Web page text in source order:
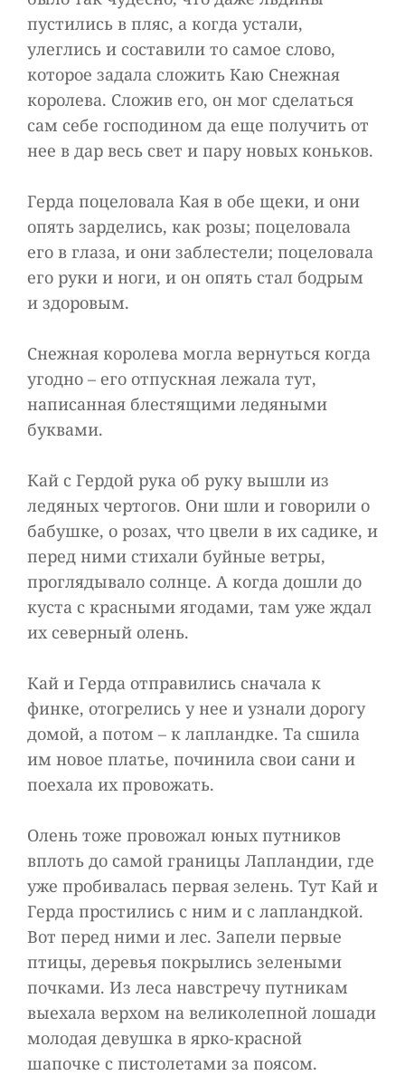
пустились в пляс, а когда устали,
улеглись и составили то самое слово,
которое задала сложить Каю Снежная
королева. Сложив его, он мог сделаться
сам себе господином да еще получить от
нее в дар весь свет и пару новых коньков.
Герда поцеловала Кая в обе щеки, и они
опять зарделись, как розы; поцеловала
его в глаза, и они заблестели; поцеловала
его руки и ноги, и он опять стал бодрым
и здоровым.
Снежная королева могла вернуться когда
угодно – его отпускная лежала тут,
написанная блестящими ледяными
буквами.
Кай с Гердой рука об руку вышли из
ледяных чертогов. Они шли и говорили о
бабушке, о розах, что цвели в их садике, и
перед ними стихали буйные ветры,
проглядывало солнце. А когда дошли до
куста с красными ягодами, там уже ждал
их северный олень.
Кай и Герда отправились сначала к
финке, отогрелись у нее и узнали дорогу
домой, а потом – к лапландке. Та сшила
им новое платье, починила свои сани и
поехала их провожать.
Олень тоже провожал юных путников
вплоть до самой границы Лапландии, где
уже пробивалась первая зелень. Тут Кай и
Герда простились с ним и с лапландкой.
Вот перед ними и лес. Запели первые
птицы, деревья покрылись зелеными
почками. Из леса навстречу путникам
выехала верхом на великолепной лошади
молодая девушка в ярко-красной
шапочке с пистолетами за поясом.